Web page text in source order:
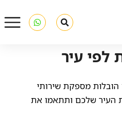
לפי עיר
מספקת שירותי
העיר שלכם ותתאמו את